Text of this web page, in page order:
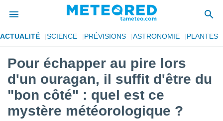
de
a
par
ACTUALITÉ SCIENCE PRÉVISIONS ASTRONOMIE PLANTES
Pour échapper au pire lors
d'un ouragan, il suffit d'être du
"bon côté" : quel est ce
mystère météorologique ?